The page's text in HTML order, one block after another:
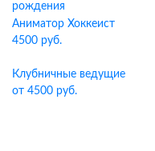
Аниматор Хоккеист
4500 руб.
Клубничные ведущие
от 4500 руб.